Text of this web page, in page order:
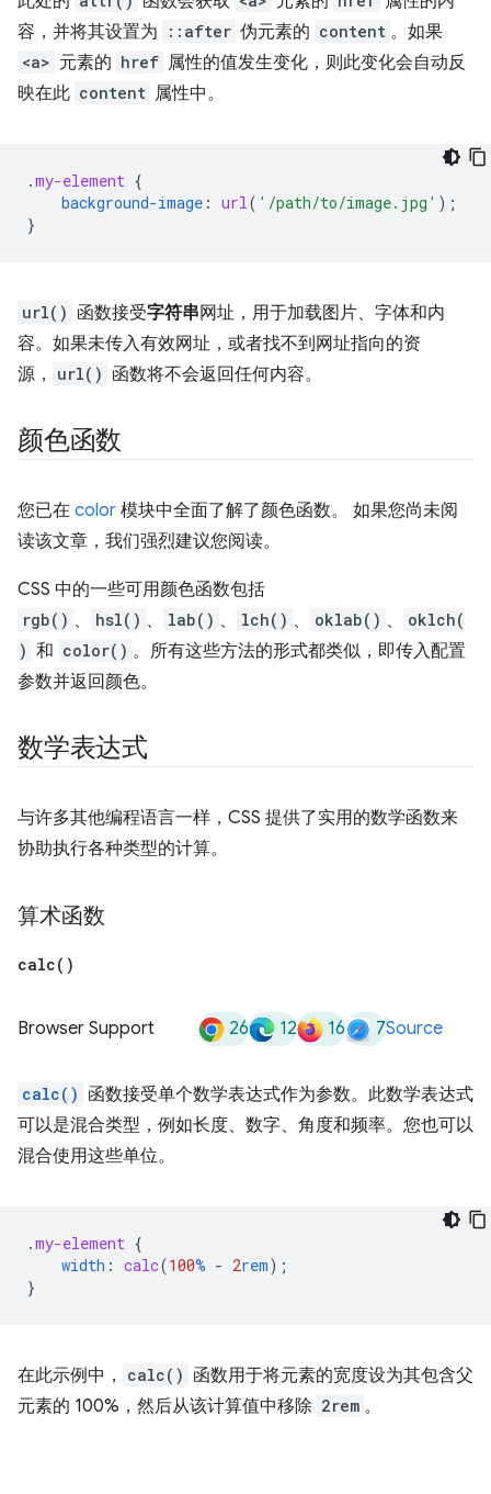
容，并将其设置为
::after 伪元素的 content 。如果
<a> 元素的 href 属性的值发生变化，则此变化会自动反
映在此 content 属性中。
.my-element {
background-image : url( '/path/to/image.jpg' );
}
url() 函数接受字符串网址，用于加载图片、字体和内
容。如果未传入有效网址，或者找不到网址指向的资
源，
url() 函数将不会返回任何内容。
颜色函数
您已在 color 模块中全面了解了颜色函数。 如果您尚未阅
读该文章，我们强烈建议您阅读。
CSS 中的一些可用颜色函数包括
rgb() 、 hsl() 、 lab() 、 lch() 、 oklab() 、
oklch(
) 和 color() 。所有这些方法的形式都类似，即传入配置
参数并返回颜色。
数学表达式
与许多其他编程语言一样，CSS 提供了实用的数学函数来
协助执行各种类型的计算。
算术函数
calc( )
Browser Support 26 12 16 7Source
calc() 函数接受单个数学表达式作为参数。此数学表达式
可以是混合类型，例如长度、数字、角度和频率。您也可以
混合使用这些单位。
.my-element {
width : calc(100% - 2rem);
}
在此示例中， calc() 函数用于将元素的宽度设为其包含父
元素的 100%，然后从该计算值中移除 2rem 。